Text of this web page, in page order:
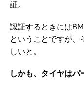
証。
認証するときには
ということですが、
しいと。
しかも、タイヤはパ